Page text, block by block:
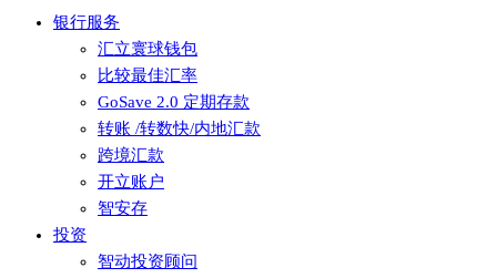
银行服务
汇立寰球钱包
比较最佳汇率
GoSave 2.0 定期存款
转账 /转数快/内地汇款
跨境汇款
开立账户
智安存
投资
智动投资顾问